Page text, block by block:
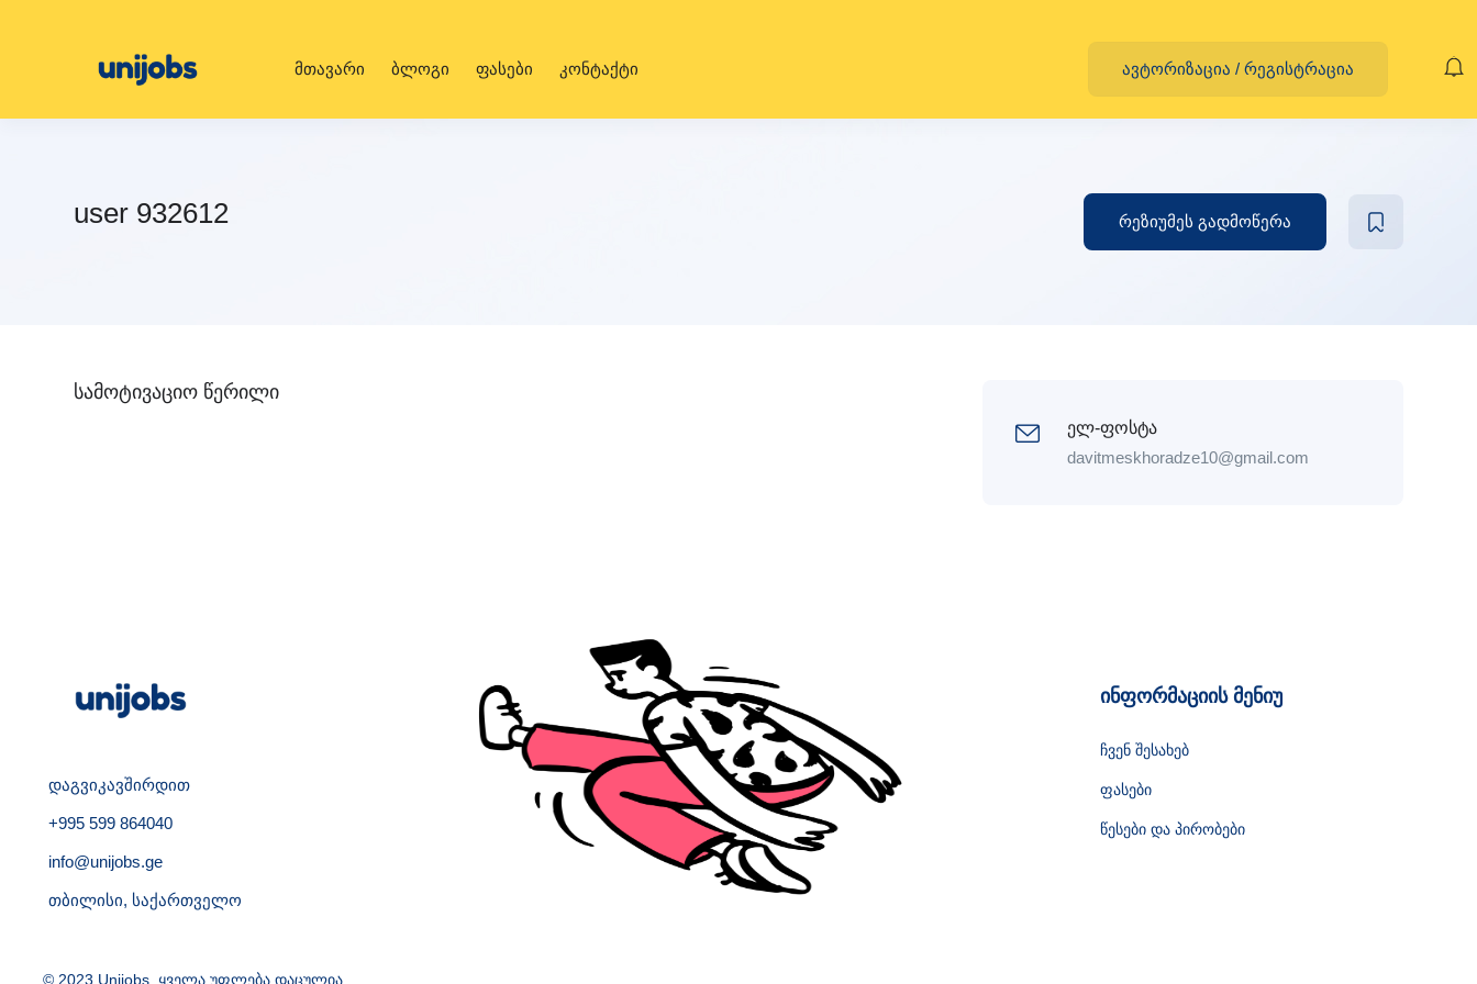
მთავარი ბლოგი ფასები კონტაქტი ავტორიზაცია / რეგისტრაცია
user 932612 რეზიუმეს გადმოწერა
სამოტივაციო წერილი
ელ-ფოსტა
davitmeskhoradze10@gmail.com
დაგვიკავშირდით
+995 599 864040
info@unijobs.ge
თბილისი, საქართველო
ინფორმაციის მენიუ
ჩვენ შესახებ
ფასები
წესები და პირობები
© 2023 Unijobs. ყველა უფლება დაცულია.